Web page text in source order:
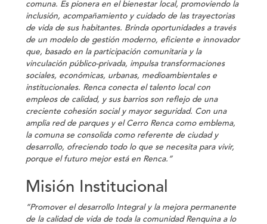
comuna. Es pionera en el bienestar local, promoviendo la
inclusión, acompañamiento y cuidado de las trayectorias
de vida de sus habitantes. Brinda oportunidades a través
de un modelo de gestión moderno, eficiente e innovador
que, basado en la participación comunitaria y la
vinculación público-privada, impulsa transformaciones
sociales, económicas, urbanas, medioambientales e
institucionales. Renca conecta el talento local con
empleos de calidad, y sus barrios son reflejo de una
creciente cohesión social y mayor seguridad. Con una
amplia red de parques y el Cerro Renca como emblema,
la comuna se consolida como referente de ciudad y
desarrollo, ofreciendo todo lo que se necesita para vivir,
porque el futuro mejor está en Renca.”
Misión Institucional
“Promover el desarrollo Integral y la mejora permanente
de la calidad de vida de toda la comunidad Renquina a lo